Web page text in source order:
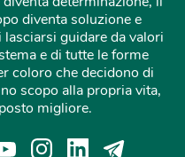
diventa soluzione e
guidare da valori
e di tutte le forme
coloro che decidono di
scopo alla propria vita,
migliore.